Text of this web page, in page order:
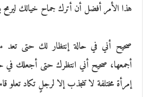
هذا الأمر أفضل أن أترك جماح خيالك
صحيح أني في حالة إنتظار لك حتى تعد
أجمعها، صحيح أني انتظرك حتى أجعلك في
إمرأة مختلفة لا تنجذب إلا لرجلٍ تكاد تعلو